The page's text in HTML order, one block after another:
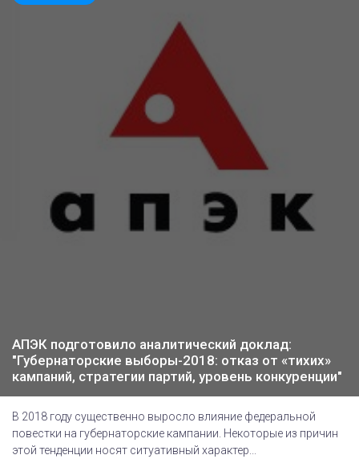
АПЭК подготовило аналитический доклад:
"Губернаторские выборы-2018: отказ от «тихих»
кампаний, стратегии партий, уровень конкуренции"
В 2018 году существенно выросло влияние федеральной
повестки на губернаторские кампании. Некоторые из причин
этой тенденции носят ситуативный характер...